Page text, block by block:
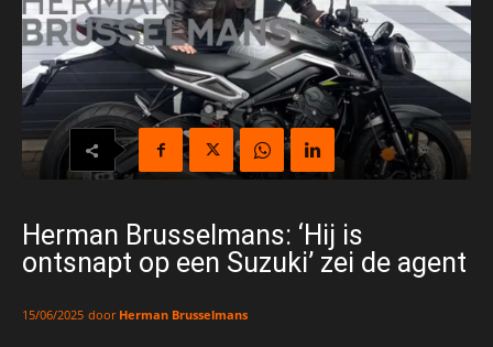
Herman Brusselmans: ‘Hij is
ontsnapt op een Suzuki’ zei de agent
15/06/2025 door Herman Brusselmans